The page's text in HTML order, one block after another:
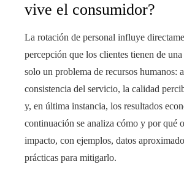
vive el consumidor?
La rotación de personal influye
percepción que los clientes tienen de
solo un problema de recursos humanos:
consistencia del servicio, la calidad
y, en última instancia, los resultados
continuación se analiza cómo y por qué
impacto, con ejemplos, datos
prácticas para mitigarlo.